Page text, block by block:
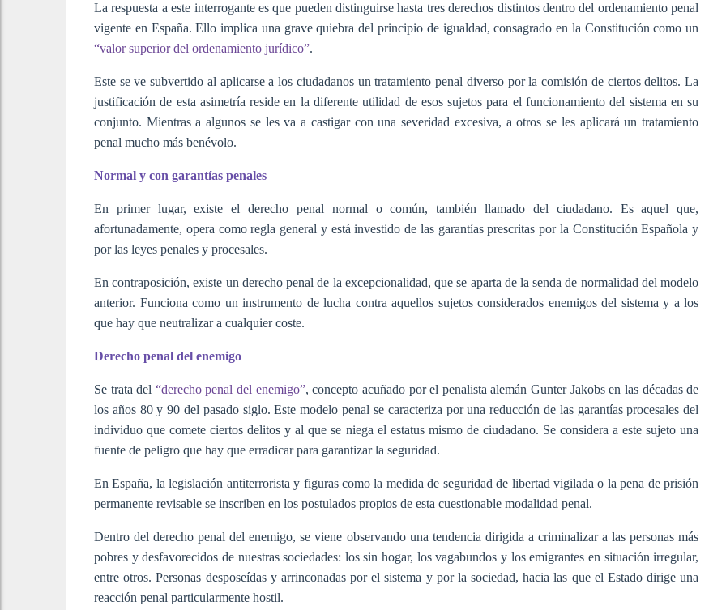
La respuesta a este interrogante es que pueden distinguirse hasta tres derechos distintos dentro del ordenamiento penal
vigente en España. Ello implica una grave quiebra del principio de igualdad, consagrado en la Constitución como un
“valor superior del ordenamiento jurídico”.
Este se ve subvertido al aplicarse a los ciudadanos un tratamiento penal diverso por la comisión de ciertos delitos. La
justificación de esta asimetría reside en la diferente utilidad de esos sujetos para el funcionamiento del sistema en su
conjunto. Mientras a algunos se les va a castigar con una severidad excesiva, a otros se les aplicará un tratamiento
penal mucho más benévolo.
Normal y con garantías penales
En primer lugar, existe el derecho penal normal o común, también llamado del ciudadano. Es aquel que,
afortunadamente, opera como regla general y está investido de las garantías prescritas por la Constitución Española y
por las leyes penales y procesales.
En contraposición, existe un derecho penal de la excepcionalidad, que se aparta de la senda de normalidad del modelo
anterior. Funciona como un instrumento de lucha contra aquellos sujetos considerados enemigos del sistema y a los
que hay que neutralizar a cualquier coste.
Derecho penal del enemigo
Se trata del “derecho penal del enemigo”, concepto acuñado por el penalista alemán Gunter Jakobs en las décadas de
los años 80 y 90 del pasado siglo. Este modelo penal se caracteriza por una reducción de las garantías procesales del
individuo que comete ciertos delitos y al que se niega el estatus mismo de ciudadano. Se considera a este sujeto una
fuente de peligro que hay que erradicar para garantizar la seguridad.
En España, la legislación antiterrorista y figuras como la medida de seguridad de libertad vigilada o la pena de prisión
permanente revisable se inscriben en los postulados propios de esta cuestionable modalidad penal.
Dentro del derecho penal del enemigo, se viene observando una tendencia dirigida a criminalizar a las personas más
pobres y desfavorecidos de nuestras sociedades: los sin hogar, los vagabundos y los emigrantes en situación irregular,
entre otros. Personas desposeídas y arrinconadas por el sistema y por la sociedad, hacia las que el Estado dirige una
reacción penal particularmente hostil.